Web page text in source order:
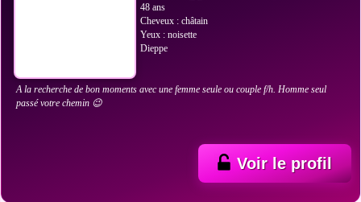
48 ans
Cheveux : châtain
Yeux : noisette
Dieppe
A la recherche de bon moments avec une femme seule ou couple f/h. Homme seul
passé votre chemin 😉
Voir le profil